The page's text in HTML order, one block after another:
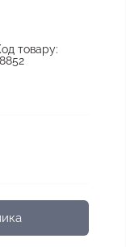
товару: